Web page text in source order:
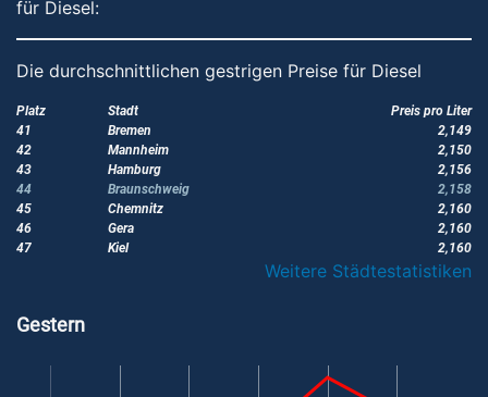
für Diesel:
Die durchschnittlichen gestrigen Preise für Diesel
Platz Stadt
Preis pro Liter
41
Bremen
2,149
42
Mannheim
2,150
43
Hamburg
2,156
44
Braunschweig
2,158
45
Chemnitz
2,160
46
Gera
2,160
47
Kiel 2,160
Weitere Städtestatistiken
Gestern